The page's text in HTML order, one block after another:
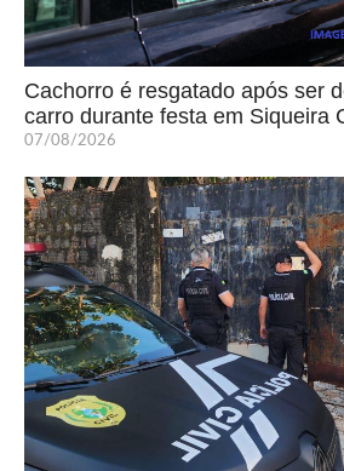
Cachorro é resgatado após ser
carro durante festa em Siqueira
07/08/2026